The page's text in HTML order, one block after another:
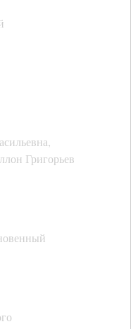
Григорьев